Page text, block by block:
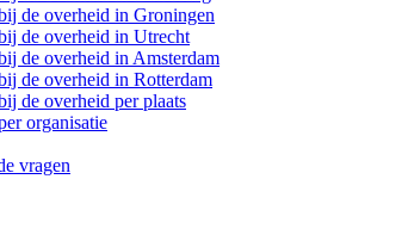
de overheid in Groningen
de overheid in Utrecht
de overheid in Amsterdam
de overheid in Rotterdam
de overheid per plaats
organisatie
vragen